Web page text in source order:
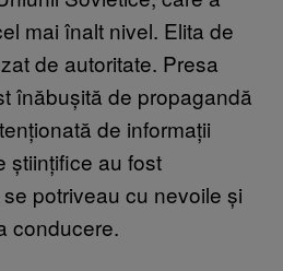
mai înalt nivel. Elita de
de autoritate. Presa
înăbușită de propagandă
de informații
științifice au fost
potriveau cu nevoile și
conducere.